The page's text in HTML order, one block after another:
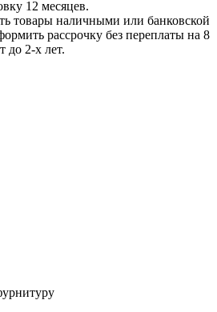
12 месяцев.
товары наличными или банковской
рассрочку без переплаты на 8
до 2-х лет.